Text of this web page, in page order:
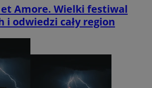
et Amore. Wielki festiwal
i odwiedzi cały region